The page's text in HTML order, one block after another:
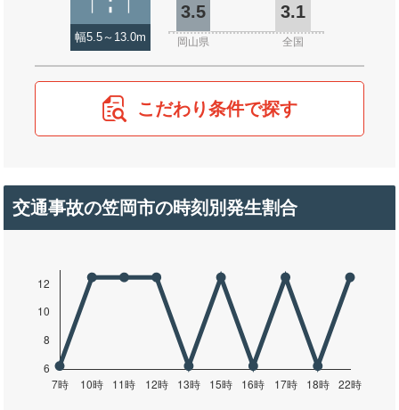
幅5.5～13.0m
3.5 3.1
岡山県 全国
こだわり条件で探す
交通事故の笠岡市の時刻別発生割合